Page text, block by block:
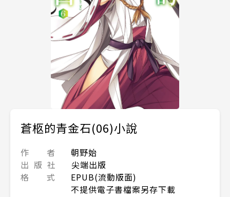
蒼柩的青金石(06)小說
作 者
朝野始
出 版 社
尖端出版
格 式
EPUB(流動版面)
不提供電子書檔案另存下載